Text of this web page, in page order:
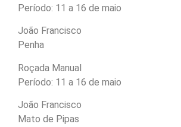
Período: 11 a 16 de maio
João Francisco
Penha
Roçada Manual
Período: 11 a 16 de maio
João Francisco
Mato de Pipas